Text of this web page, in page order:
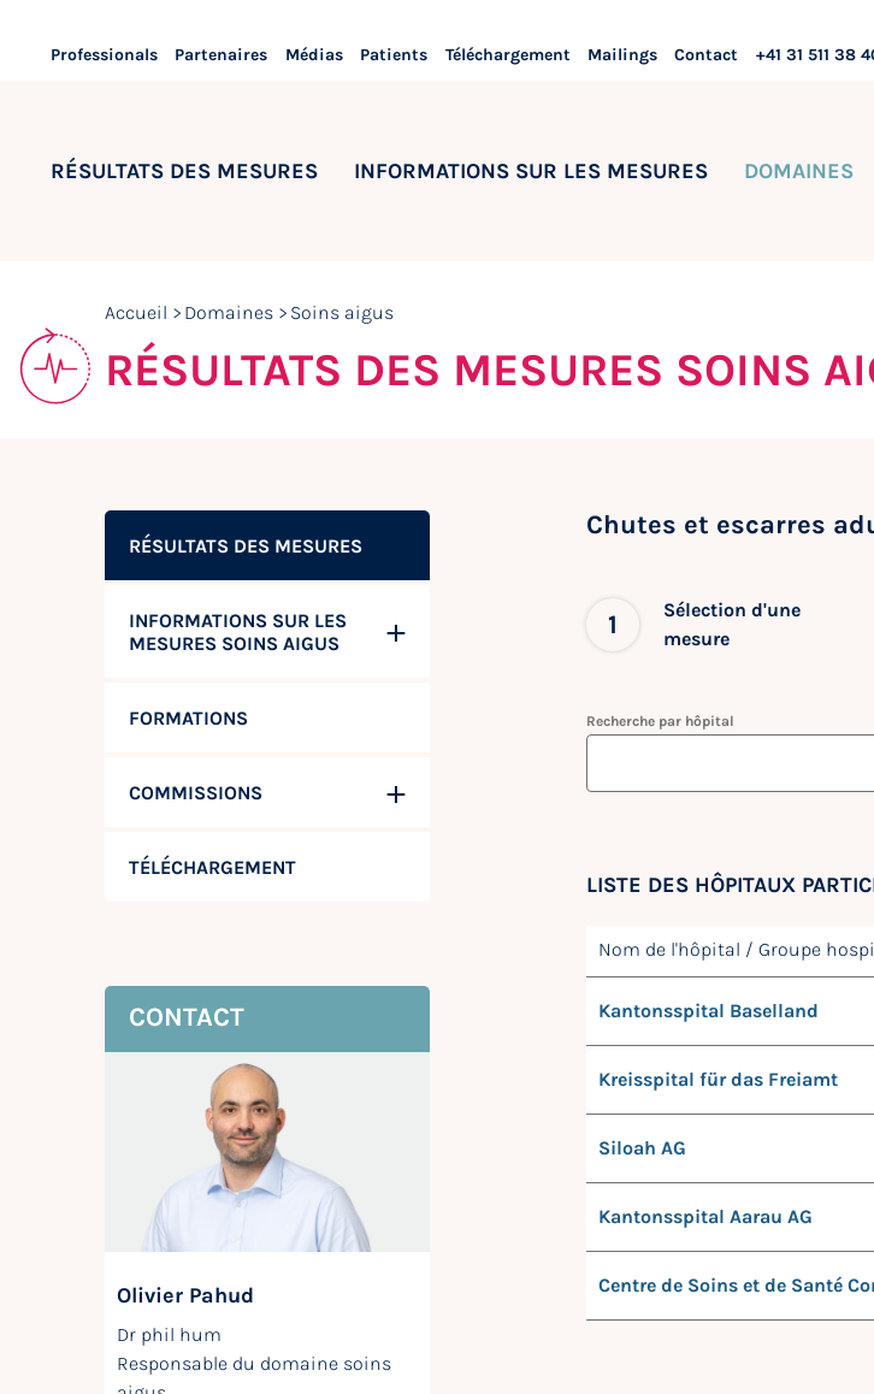
Professionals Partenaires Médias Patients Téléchargement Mailings Contact +41 31 511 38
RÉSULTATS DES MESURES INFORMATIONS SUR LES MESURES DOMAINES
Accueil Domaines Soins aigus
RÉSULTATS DES MESURES SOINS
RÉSULTATS DES MESURES
INFORMATIONS SUR LES
MESURES SOINS AIGUS
FORMATIONS
COMMISSIONS
TÉLÉCHARGEMENT
CONTACT
Olivier Pahud
Dr phil hum
Responsable du domaine soins
Chutes et escarres
1
Sélection d'une
mesure
Recherche par hôpital
LISTE DES HÔPITAUX
Nom de l'hôpital / Groupe
Kantonsspital Baselland
Kreisspital für das Freiamt
Siloah AG
Kantonsspital Aarau AG
Centre de Soins et de Santé